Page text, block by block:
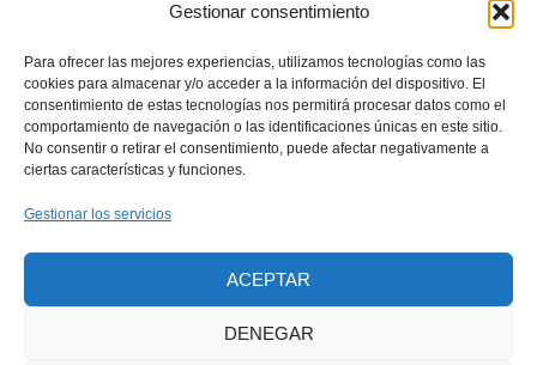
Gestionar consentimiento
Para ofrecer las mejores experiencias, utilizamos tecnologías como las
cookies para almacenar y/o acceder a la información del dispositivo. El
consentimiento de estas tecnologías nos permitirá procesar datos como el
comportamiento de navegación o las identificaciones únicas en este sitio.
No consentir o retirar el consentimiento, puede afectar negativamente a
ciertas características y funciones.
Gestionar los servicios
ACEPTAR
DENEGAR
Email
cubaenvio1@gmail.com
Dirección
Rozas de Madrid Madrid-España. Horario Comercial
Lunes-Viernes 10:00–13:00, 17:00–19:00 Horario
Comercial Sábados 10:00–13:00
POLÍTICA DE PRIVACIDAD